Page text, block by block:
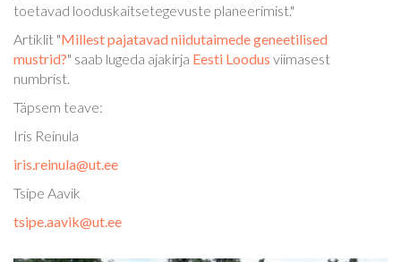
toetavad looduskaitsetegevuste planeerimist."
Artiklit "Millest pajatavad niidutaimede geneetilised
mustrid?" saab lugeda ajakirja Eesti Loodus viimasest
numbrist.
Täpsem teave:
Iris Reinula
iris.reinula@ut.ee
Tsipe Aavik
tsipe.aavik@ut.ee